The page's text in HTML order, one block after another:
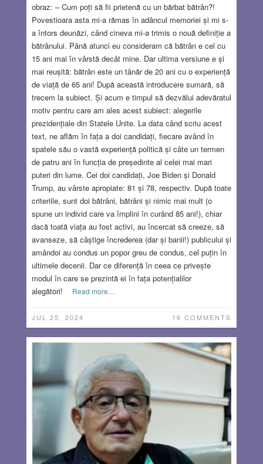
obraz: – Cum poți să fii prietenă cu un bărbat bătrân?!
Povestioara asta mi-a rămas în adâncul memoriei și mi s-
a întors deunăzi, când cineva mi-a trimis o nouă definiție a
bătrânului. Până atunci eu consideram că bătrân e cel cu
15 ani mai în vârstă decât mine. Dar ultima versiune e și
mai reușită: bătrân este un tânăr de 20 ani cu o experiență
de viață de 65 ani! După această introducere sumară, să
trecem la subiect. Și acum e timpul să dezvălui adevăratul
motiv pentru care am ales acest subiect: alegerile
prezidențiale din Statele Unite. La data când scriu acest
text, ne aflăm în fața a doi candidați, fiecare având în
spatele său o vastă experiență politică și câte un termen
de patru ani în funcția de președinte al celei mai mari
puteri din lume. Cei doi candidați, Joe Biden și Donald
Trump, au vârste apropiate: 81 și 78, respectiv. După toate
criteriile, sunt doi bătrâni, bătrâni și nimic mai mult (o
spune un individ care va împlini în curând 85 ani!), chiar
dacă toată viața au fost activi, au încercat să creeze, să
avanseze, să câștige încrederea (dar și banii!) publicului și
amândoi au condus un popor greu de condus, cel puțin în
ultimele decenii. Dar ce diferență în ceea ce privește
modul în care se prezintă ei în fața potențialilor
alegători!
Read more…
JUL 25, 2024 16 COMMENTS